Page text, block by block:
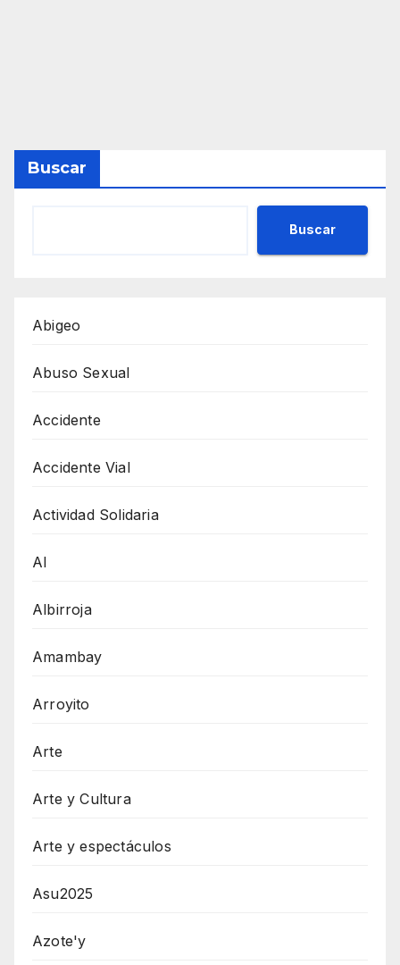
Buscar
Buscar
Abigeo
Abuso Sexual
Accidente
Accidente Vial
Actividad Solidaria
AI
Albirroja
Amambay
Arroyito
Arte
Arte y Cultura
Arte y espectáculos
Asu2025
Azote'y